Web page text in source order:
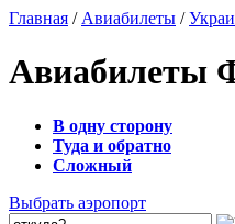
Главная / Авиабилеты /
Авиабилеты
В одну сторону
Туда и обратно
Сложный
Выбрать аэропорт